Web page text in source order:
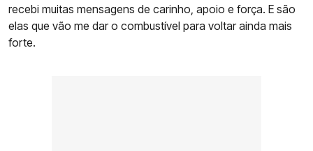
recebi muitas mensagens de carinho, apoio e força. E são
elas que vão me dar o combustível para voltar ainda mais
forte.